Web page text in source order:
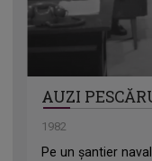
AUZI
1982
Pe un șantier